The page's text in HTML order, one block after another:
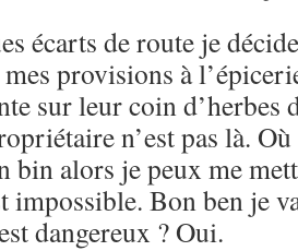
écarts de route je
provisions à
sur leur coin d’herbes
n’est pas là.
bin alors je peux me
impossible. Bon ben je
dangereux ? Oui.